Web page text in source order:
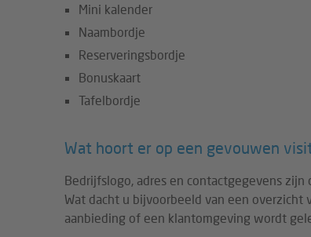
Mini kalender
Naambordje
Reserveringsbordje
Bonuskaart
Tafelbordje
Wat hoort er op een gevouwen
Bedrijfslogo, adres en contactgegevens
Wat dacht u bijvoorbeeld van een overzicht
aanbieding of een klantomgeving wordt